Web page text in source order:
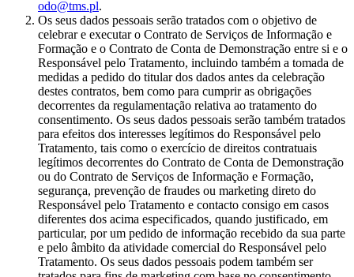
odo@tms.pl.
Os seus dados pessoais serão tratados com o objetivo de
celebrar e executar o Contrato de Serviços de Informação e
Formação e o Contrato de Conta de Demonstração entre si e o
Responsável pelo Tratamento, incluindo também a tomada de
medidas a pedido do titular dos dados antes da celebração
destes contratos, bem como para cumprir as obrigações
decorrentes da regulamentação relativa ao tratamento do
consentimento. Os seus dados pessoais serão também tratados
para efeitos dos interesses legítimos do Responsável pelo
Tratamento, tais como o exercício de direitos contratuais
legítimos decorrentes do Contrato de Conta de Demonstração
ou do Contrato de Serviços de Informação e Formação,
segurança, prevenção de fraudes ou marketing direto do
Responsável pelo Tratamento e contacto consigo em casos
diferentes dos acima especificados, quando justificado, em
particular, por um pedido de informação recebido da sua parte
e pelo âmbito da atividade comercial do Responsável pelo
Tratamento. Os seus dados pessoais podem também ser